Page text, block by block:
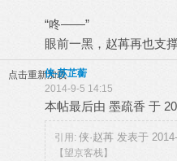
“咚——”
眼前一黑，赵苒再也支
点击重新加载侠-苏芷蘅
2014-9-5 14:15
本帖最后由 墨疏香 于
引用: 侠·赵苒 发表于
【望京客栈】